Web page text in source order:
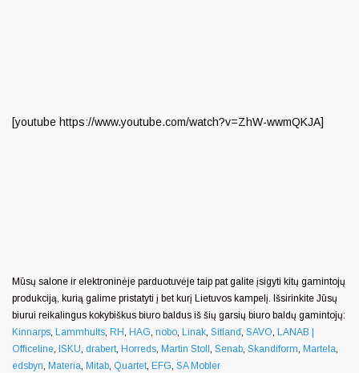
[youtube https://www.youtube.com/watch?v=ZhW-wwmQKJA]
Mūsų salone ir elektroninėje parduotuvėje taip pat galite įsigyti kitų gamintojų
produkciją, kurią galime pristatyti į bet kurį Lietuvos kampelį. Išsirinkite Jūsų
biurui reikalingus kokybiškus biuro baldus iš šių garsių biuro baldų gamintojų:
Kinnarps, Lammhults, RH, HAG, nobo, Linak, Sitland, SAVO, LANAB |
Officeline, ISKU, drabert, Horreds, Martin Stoll , Senab, Skandiform, Martela,
edsbyn, Materia, Mitab, Quartet, EFG, SA Mobler